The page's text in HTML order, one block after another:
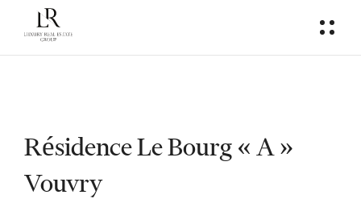
Résidence Le Bourg « A »
Vouvry